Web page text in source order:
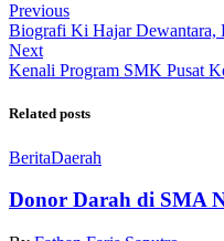
Previous
Biografi Ki Hajar Dewantara,
Next
Kenali Program SMK Pusat
Related posts
BeritaDaerah
Donor Darah di SMA